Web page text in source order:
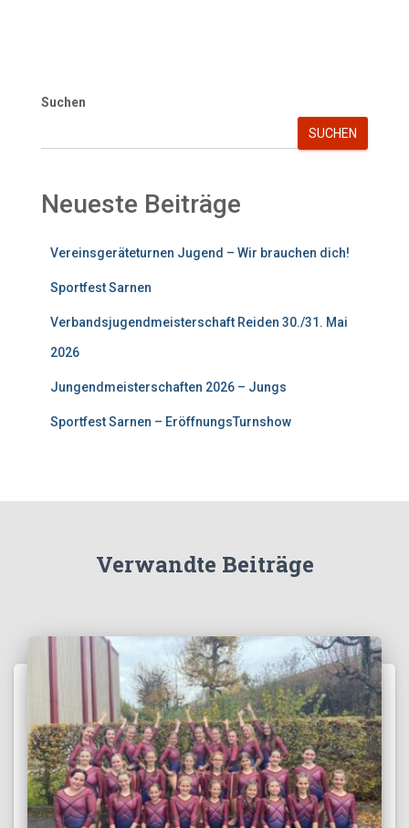
Suchen
SUCHEN
Neueste Beiträge
Vereinsgeräteturnen Jugend – Wir brauchen dich!
Sportfest Sarnen
Verbandsjugendmeisterschaft Reiden 30./31. Mai
2026
Jungendmeisterschaften 2026 – Jungs
Sportfest Sarnen – EröffnungsTurnshow
Verwandte Beiträge